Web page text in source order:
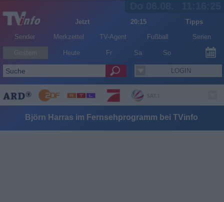
Jetzt 20:15
Tipps
Sender
Merkzettel TV-Agent Fußball Serien
Heute Fr Sa So
LOGIN
Björn Harras im Fernsehprogramm bei TVinfo